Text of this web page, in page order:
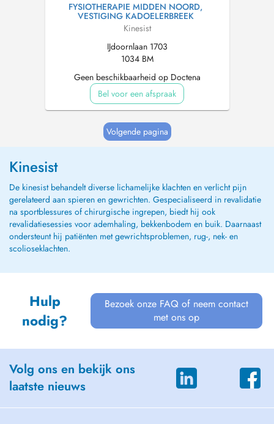
FYSIOTHERAPIE MIDDEN NOORD,
VESTIGING KADOELERBREEK
Kinesist
IJdoornlaan 1703
1034 BM
Geen beschikbaarheid op Doctena
Bel voor een afspraak
Volgende pagina
Kinesist
De kinesist behandelt diverse lichamelijke klachten en verlicht pijn
gerelateerd aan spieren en gewrichten. Gespecialiseerd in revalidatie
na sportblessures of chirurgische ingrepen, biedt hij ook
revalidatiesessies voor ademhaling, bekkenbodem en buik. Daarnaast
ondersteunt hij patiënten met gewrichtsproblemen, rug-, nek- en
scolioseklachten.
Hulp
nodig?
Bezoek onze FAQ of neem contact
met ons op
Volg ons en bekijk ons
laatste nieuws